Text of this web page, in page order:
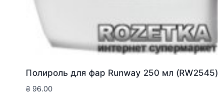
Полироль для фар Runway 250 мл (RW2545)
₴ 96.00